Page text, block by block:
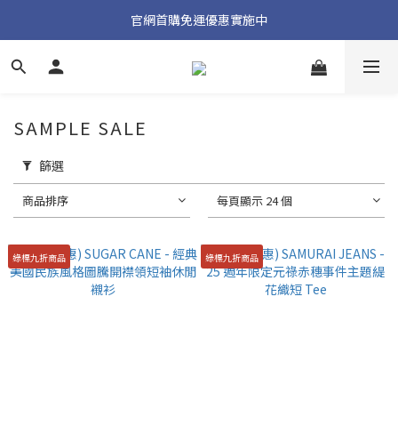
加入官方 LINE 獲取隱藏好禮
官網首購免運優惠實施中
加入官方 LINE 獲取隱藏好禮
SAMPLE SALE
篩選
商品排序 每頁顯示 24 個
綠標九折商品 綠標九折商品